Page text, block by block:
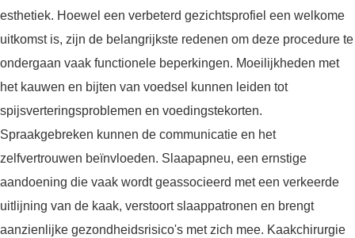
esthetiek. Hoewel een verbeterd gezichtsprofiel een welkome
uitkomst is, zijn de belangrijkste redenen om deze procedure te
ondergaan vaak functionele beperkingen. Moeilijkheden met
het kauwen en bijten van voedsel kunnen leiden tot
spijsverteringsproblemen en voedingstekorten.
Spraakgebreken kunnen de communicatie en het
zelfvertrouwen beïnvloeden. Slaapapneu, een ernstige
aandoening die vaak wordt geassocieerd met een verkeerde
uitlijning van de kaak, verstoort slaappatronen en brengt
aanzienlijke gezondheidsrisico's met zich mee. Kaakchirurgie